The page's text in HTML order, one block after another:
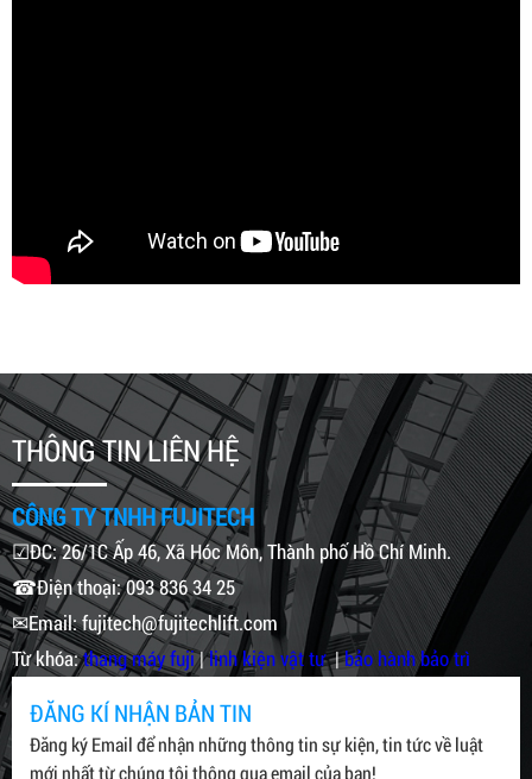
THÔNG TIN LIÊN HỆ
CÔNG TY TNHH FUJITECH
☑ĐC: 26/1C Ấp 46, Xã Hóc Môn, Thành phố Hồ Chí Minh.
☎Điện thoại: 093 836 34 25
✉Email: fujitech@fujitechlift.com
Từ khóa:thang máy fuji|linh kiện vật tư|bảo hành bảo trì
ĐĂNG KÍ NHẬN BẢN TIN
Đăng ký Email để nhận những thông tin sự kiện, tin tức về luật
mới nhất từ chúng tôi thông qua email của bạn!